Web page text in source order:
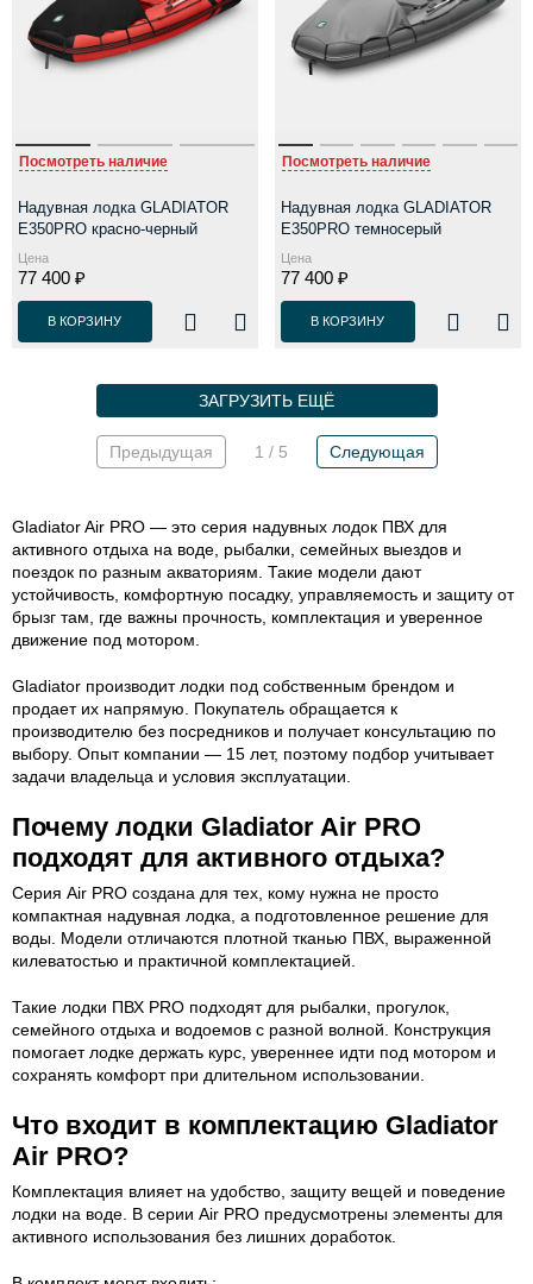
Посмотреть наличие
Надувная лодка GLADIATOR
E350PRO красно-черный
Цена
77 400 ₽
В КОРЗИНУ
Посмотреть наличие
Надувная лодка GLADIATOR
E350PRO темносерый
Цена
77 400 ₽
В КОРЗИНУ
ЗАГРУЗИТЬ ЕЩЁ
Предыдущая 1 / 5 Следующая
Gladiator Air PRO — это серия надувных лодок ПВХ для
активного отдыха на воде, рыбалки, семейных выездов и
поездок по разным акваториям. Такие модели дают
устойчивость, комфортную посадку, управляемость и защиту от
брызг там, где важны прочность, комплектация и уверенное
движение под мотором.
Gladiator производит лодки под собственным брендом и
продает их напрямую. Покупатель обращается к
производителю без посредников и получает консультацию по
выбору. Опыт компании — 15 лет, поэтому подбор учитывает
задачи владельца и условия эксплуатации.
Почему лодки Gladiator Air PRO
подходят для активного отдыха?
Серия Air PRO создана для тех, кому нужна не просто
компактная надувная лодка, а подготовленное решение для
воды. Модели отличаются плотной тканью ПВХ, выраженной
килеватостью и практичной комплектацией.
Такие лодки ПВХ PRO подходят для рыбалки, прогулок,
семейного отдыха и водоемов с разной волной. Конструкция
помогает лодке держать курс, увереннее идти под мотором и
сохранять комфорт при длительном использовании.
Что входит в комплектацию Gladiator
Air PRO?
Комплектация влияет на удобство, защиту вещей и поведение
лодки на воде. В серии Air PRO предусмотрены элементы для
активного использования без лишних доработок.